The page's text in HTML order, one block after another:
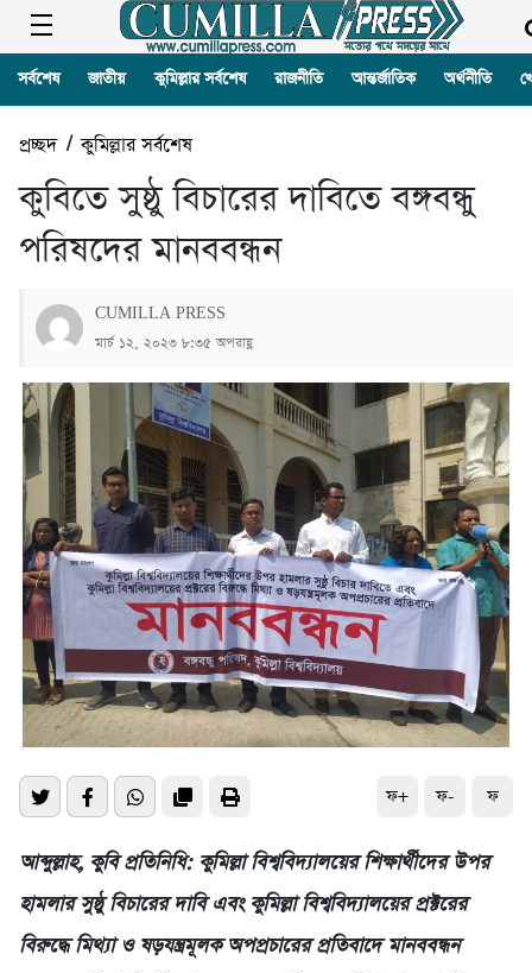
সর্বশেষ জাতীয় কুমিল্লার সর্বশেষ রাজনীতি আন্তর্জাতিক অর্থনীতি
প্রচ্ছদ/কুমিল্লার সর্বশেষ
কুবিতে সুষ্ঠু বিচারের দাবিতে বঙ্গবন্ধু
পরিষদের মানববন্ধন
CUMILLA PRESS
মার্চ ১২, ২০২৩ ৮:৩৫ অপরাহ্ণ
ফ+ ফ- ফ
আব্দুল্লাহ, কুবি প্রতিনিধি: কুমিল্লা বিশ্ববিদ্যালয়ের শিক্ষার্থীদের উপর
হামলার সুষ্ঠু বিচারের দাবি এবং কুমিল্লা বিশ্ববিদ্যালয়ের প্রক্টরের
বিরুদ্ধে মিথ্যা ও ষড়যন্ত্রমূলক অপপ্রচারের প্রতিবাদে মানববন্ধন